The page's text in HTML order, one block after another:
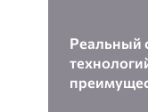
Реальный